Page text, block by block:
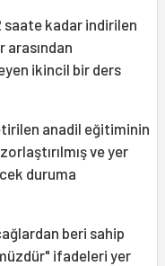
saate kadar indirilen
arasından
ikincil bir ders
anadil eğitiminin
ve yer
duruma
beri sahip
ifadeleri yer